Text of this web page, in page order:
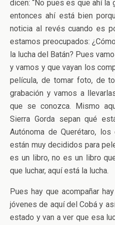
dicen: “No pues es que ahí la
entonces ahí está bien
noticia al revés cuando es
estamos preocupados:
la lucha del Batán? Pues
y vamos y que vayan los
película, de tomar foto, de
grabación y vamos a
que se conozca. Mismo
Sierra Gorda sepan qué
Autónoma de Querétaro,
están muy decididos para
es un libro, no es un libro
que luchar, aquí está la lucha.
Pues hay que acompañar
jóvenes de aquí del Cobá y
estado y van a ver que esa